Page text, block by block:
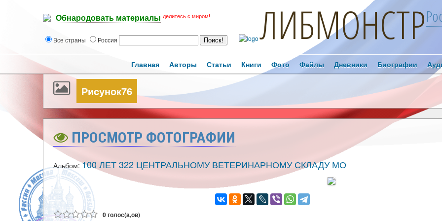
Обнародовать материалы делитесь с миром!
Все страны Россия ЛИБМОНСТР
Главная Авторы Статьи Книги Фото Файлы Дневники Биографии
Рисунок76
ПРОСМОТР ФОТОГРАФИИ
Альбом:100 ЛЕТ 322 ЦЕНТРАЛЬНОМУ ВЕТЕРИНАРНОМУ СКЛАДУ МО
0 голос(а,ов)